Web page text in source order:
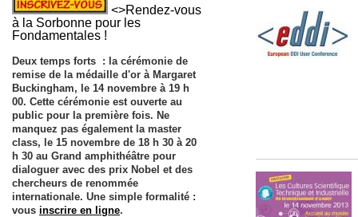
<>Rendez-vous
à la Sorbonne pour les
Fondamentales !
Deux temps forts : la cérémonie de
remise de la médaille d'or à Margaret
Buckingham, le 14 novembre à 19 h
00. Cette cérémonie est ouverte au
public pour la première fois. Ne
manquez pas également la master
class, le 15 novembre de 18 h 30 à 20
h 30 au Grand amphithéâtre pour
dialoguer avec des prix Nobel et des
chercheurs de renommée
internationale. Une simple formalité :
vous inscrire en ligne.